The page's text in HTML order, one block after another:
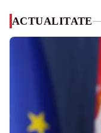
ACTUALITATE